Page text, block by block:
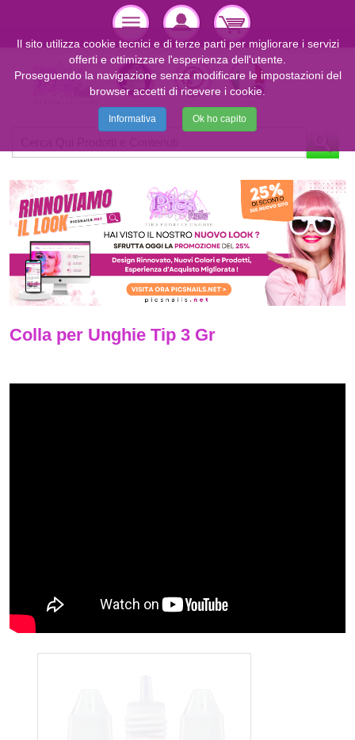
Colla per Unghie Tip 3 Gr
Il sito utilizza cookie tecnici e di terze parti per migliorare i servizi
offerti e ottimizzare l'esperienza dell'utente.
Proseguendo la navigazione senza modificare le impostazioni del
browser accetti di ricevere i cookie.
Informativa Ok ho capito